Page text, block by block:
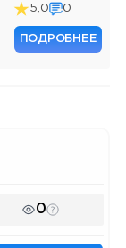
5,0 0
ПОДРОБНЕЕ
0